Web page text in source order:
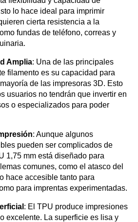
lo hace ideal para imprimir
cierta resistencia a la
fundas de teléfono, correas y
Amplia: Una de las principales
filamento es su capacidad para
de las impresoras 3D. Esto
usuarios no tendrán que invertir en
o especializados para poder
: Aunque algunos
pueden ser complicados de
1,75 mm está diseñado para
comunes, como el atasco del
hace accesible tanto para
para imprentas experimentadas.
: El TPU produce impresiones
excelente. La superficie es lisa y